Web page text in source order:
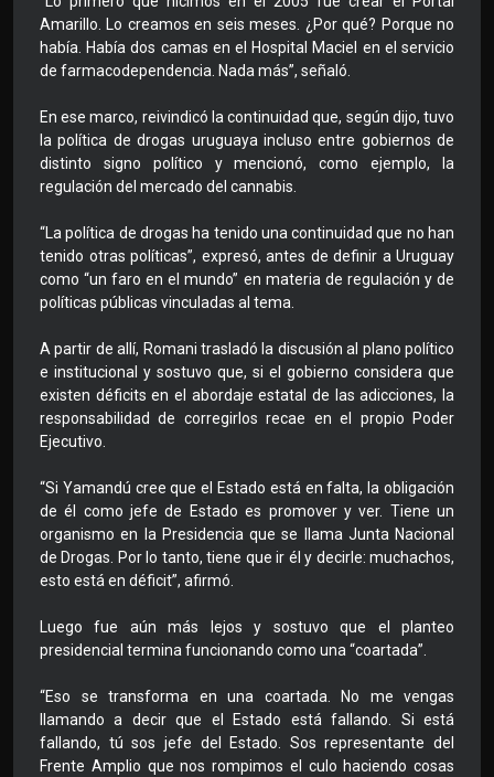
Amarillo. Lo creamos en seis meses. ¿Por qué? Porque no
había. Había dos camas en el Hospital Maciel en el servicio
de farmacodependencia. Nada más”, señaló.
En ese marco, reivindicó la continuidad que, según dijo, tuvo
la política de drogas uruguaya incluso entre gobiernos de
distinto signo político y mencionó, como ejemplo, la
regulación del mercado del cannabis.
“La política de drogas ha tenido una continuidad que no han
tenido otras políticas”, expresó, antes de definir a Uruguay
como “un faro en el mundo” en materia de regulación y de
políticas públicas vinculadas al tema.
A partir de allí, Romani trasladó la discusión al plano político
e institucional y sostuvo que, si el gobierno considera que
existen déficits en el abordaje estatal de las adicciones, la
responsabilidad de corregirlos recae en el propio Poder
Ejecutivo.
“Si Yamandú cree que el Estado está en falta, la obligación
de él como jefe de Estado es promover y ver. Tiene un
organismo en la Presidencia que se llama Junta Nacional
de Drogas. Por lo tanto, tiene que ir él y decirle: muchachos,
esto está en déficit”, afirmó.
Luego fue aún más lejos y sostuvo que el planteo
presidencial termina funcionando como una “coartada”.
“Eso se transforma en una coartada. No me vengas
llamando a decir que el Estado está fallando. Si está
fallando, tú sos jefe del Estado. Sos representante del
Frente Amplio que nos rompimos el culo haciendo cosas